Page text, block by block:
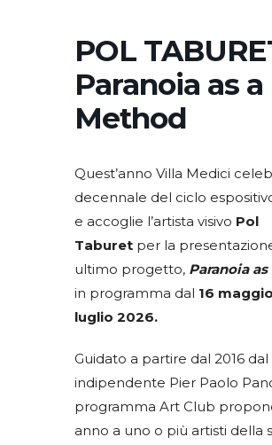
POL
Paranoia as a
Method
Quest’anno Villa Medici
decennale del ciclo
e accoglie l’artista visivo Pol
Taburet per la
ultimo progetto, Paranoia
in programma dal 16
luglio 2026.
Guidato a partire dal 2016
indipendente Pier Paolo
programma Art Club
anno a uno o più artisti della